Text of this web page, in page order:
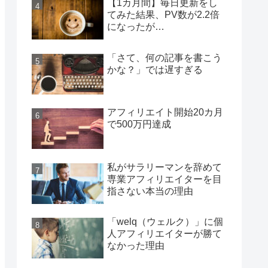
【1カ月間】毎日更新をし
てみた結果、PV数が2.2倍
になったが…
「さて、何の記事を書こう
かな？」では遅すぎる
アフィリエイト開始20カ月
で500万円達成
私がサラリーマンを辞めて
専業アフィリエイターを目
指さない本当の理由
「welq（ウェルク）」に個
人アフィリエイターが勝て
なかった理由